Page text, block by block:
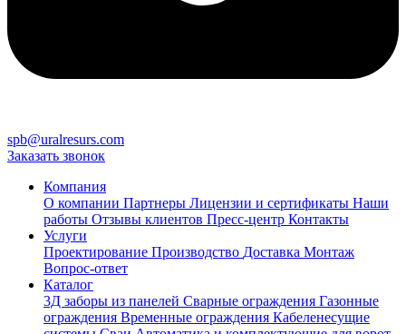
spb@uralresurs.com
Заказать звонок
Компания
О компании Партнеры Лицензии и сертификаты Наши
работы Отзывы клиентов Пресс-центр Контакты
Услуги
Проектирование Производство Доставка Монтаж
Вопрос-ответ
Каталог
3Д заборы из панелей Сварные ограждения Газонные
ограждения Временные ограждения Кабеленесущие